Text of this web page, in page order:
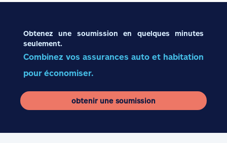
Obtenez une soumission en quelques minutes
seulement.
Combinez vos assurances auto et habitation
pour économiser.
obtenir une soumission